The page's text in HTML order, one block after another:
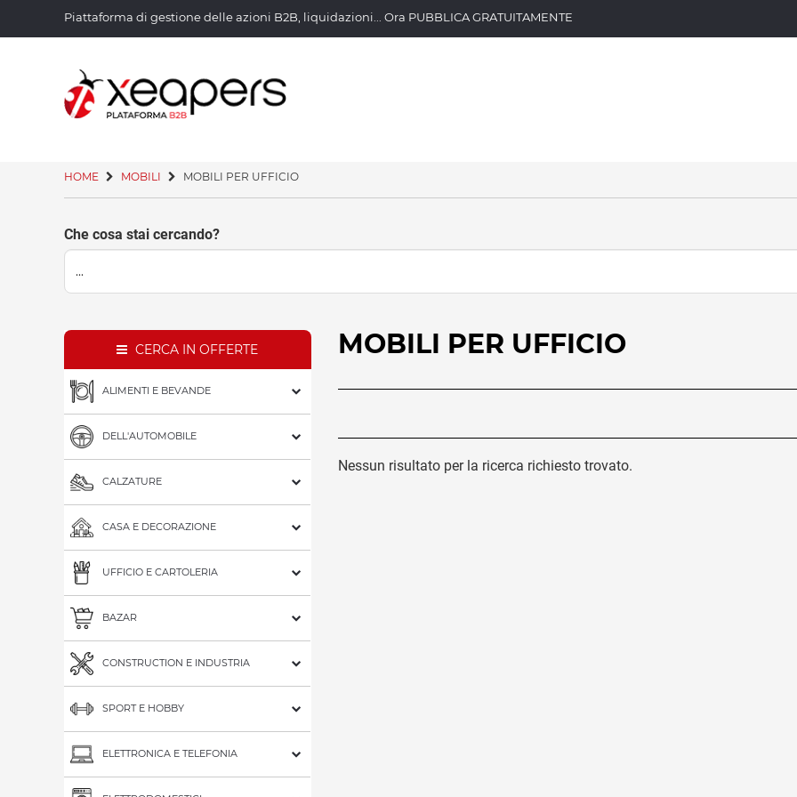
Piattaforma di gestione delle azioni B2B, liquidazioni... Ora PUBBLICA GRATUITAMENTE
HOME MOBILI MOBILI PER UFFICIO
Che cosa stai cercando?
CERCA IN OFFERTE
ALIMENTI E BEVANDE
DELL'AUTOMOBILE
CALZATURE
CASA E DECORAZIONE
UFFICIO E CARTOLERIA
BAZAR
CONSTRUCTION E INDUSTRIA
SPORT E HOBBY
ELETTRONICA E TELEFONIA
MOBILI PER UFFICIO
Nessun risultato per la ricerca richiesto trovato.